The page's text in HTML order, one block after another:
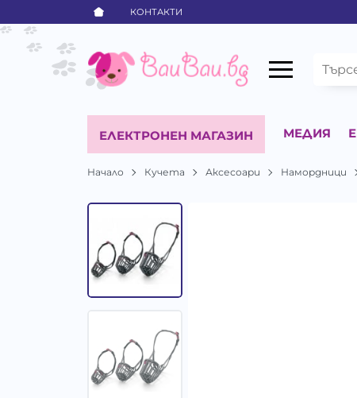
КОНТАКТИ
ЕЛЕКТРОНЕН МАГАЗИН МЕДИЯ
Начало Кучета Аксесоари Намордници